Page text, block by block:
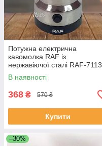
Потужна електрична
кавомолка RAF із
нержавіючої сталі RAF-7113
В наявності
368 ₴ 570 ₴
Купити
–30%